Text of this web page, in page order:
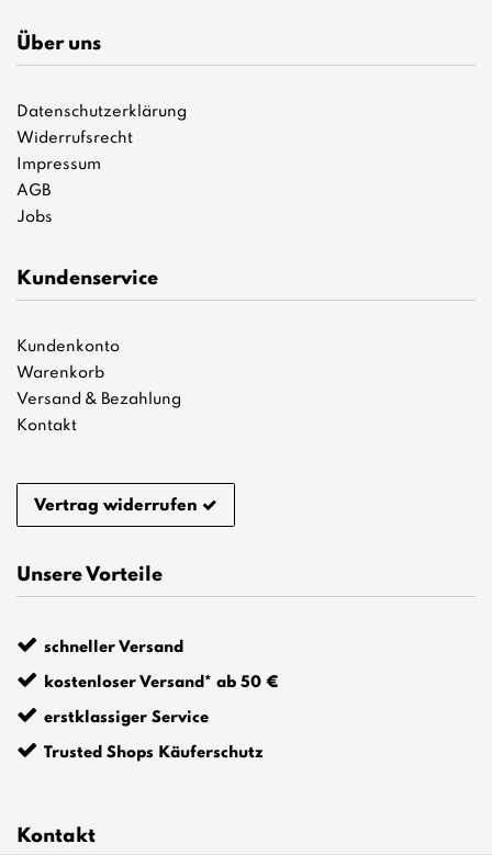
Über uns
Datenschutzerklärung
Widerrufsrecht
Impressum
AGB
Jobs
Kundenservice
Kundenkonto
Warenkorb
Versand & Bezahlung
Kontakt
Vertrag widerrufen
Unsere Vorteile
schneller Versand
kostenloser Versand* ab 50 €
erstklassiger Service
Trusted Shops Käuferschutz
Kontakt